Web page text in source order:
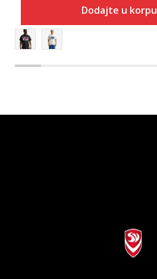
Dodajte u korpu